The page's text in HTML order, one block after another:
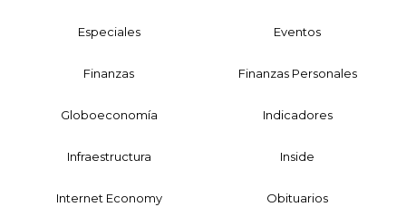
Especiales Eventos
Finanzas Finanzas Personales
Globoeconomía Indicadores
Infraestructura Inside
Internet Economy Obituarios